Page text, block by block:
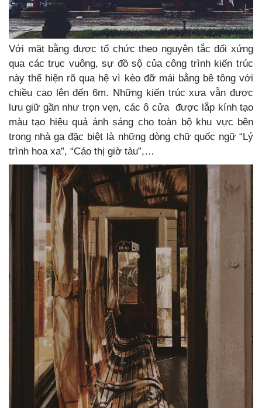
Với mặt bằng được tổ chức theo nguyên tắc đối xứng
qua các trục vuông, sự đồ sộ của công trình kiến trúc
này thể hiện rõ qua hệ vì kèo đỡ mái bằng bê tông với
chiều cao lên đến 6m. Những kiến trúc xưa vẫn được
lưu giữ gần như trọn vẹn, các ô cửa được lắp kính tạo
màu tạo hiệu quả ánh sáng cho toàn bộ khu vực bên
trong nhà ga đặc biệt là những dòng chữ quốc ngữ “Lý
trình hoa xa”, “Cáo thị giờ tàu”,…